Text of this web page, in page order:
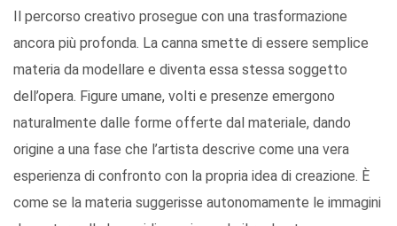
Il percorso creativo prosegue con una trasformazione
ancora più profonda. La canna smette di essere semplice
materia da modellare e diventa essa stessa soggetto
dell’opera. Figure umane, volti e presenze emergono
naturalmente dalle forme offerte dal materiale, dando
origine a una fase che l’artista descrive come una vera
esperienza di confronto con la propria idea di creazione. È
come se la materia suggerisse autonomamente le immagini